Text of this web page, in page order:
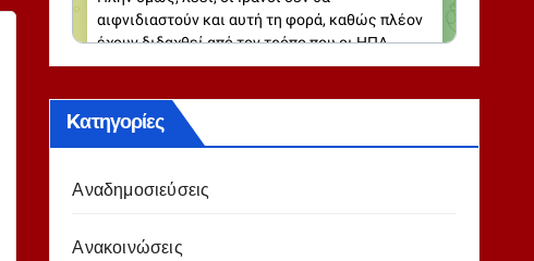
Kατηγορίες
Αναδημοσιεύσεις
Ανακοινώσεις